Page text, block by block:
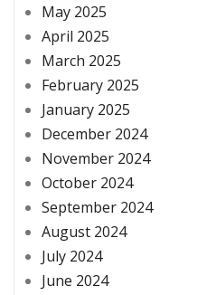
May 2025
April 2025
March 2025
February 2025
January 2025
December 2024
November 2024
October 2024
September 2024
August 2024
July 2024
June 2024